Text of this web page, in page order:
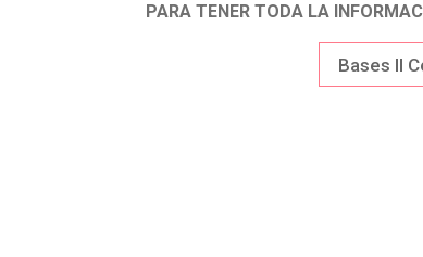
PARA TENER TODA LA
Bases II